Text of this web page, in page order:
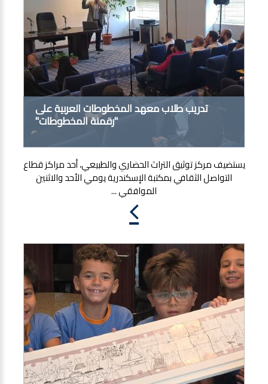
تدريب طلاب معهد المخطوطات العربية على
"رقمنة المخطوطات"
يستضيف مركز توثيق التراث الحضاري والطبيعي، أحد مراكز قطاع
التواصل الثقافي بمكتبة الإسكندرية يومي الأحد والاثنين
الموافقي ...